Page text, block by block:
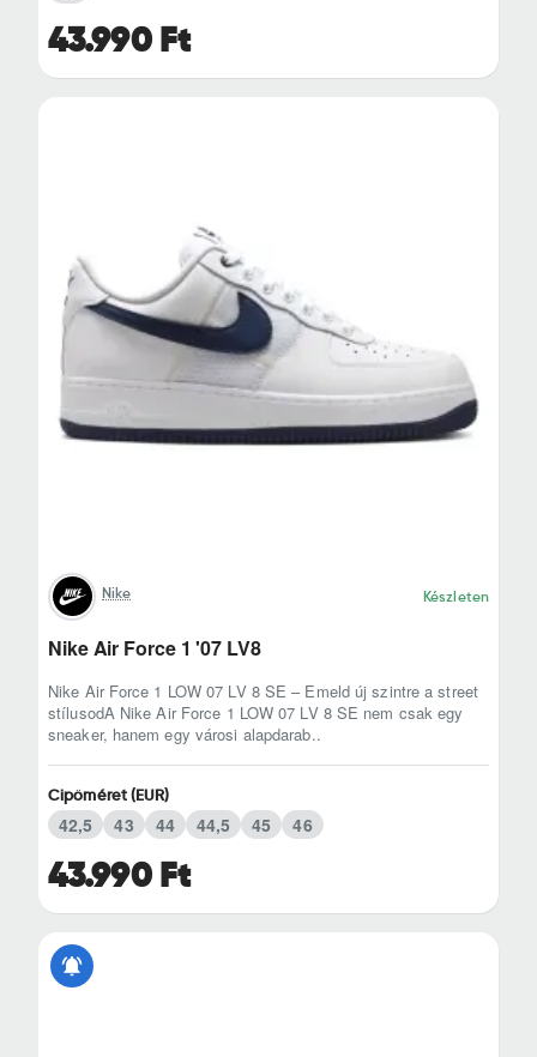
43.990 Ft
Nike Készleten
Nike Air Force 1 '07 LV8
Nike Air Force 1 LOW 07 LV 8 SE – Emeld új szintre a street
stílusodA Nike Air Force 1 LOW 07 LV 8 SE nem csak egy
sneaker, hanem egy városi alapdarab..
43.990 Ft
Cipőméret (EUR)
42,5 43 44 44,5 45 46